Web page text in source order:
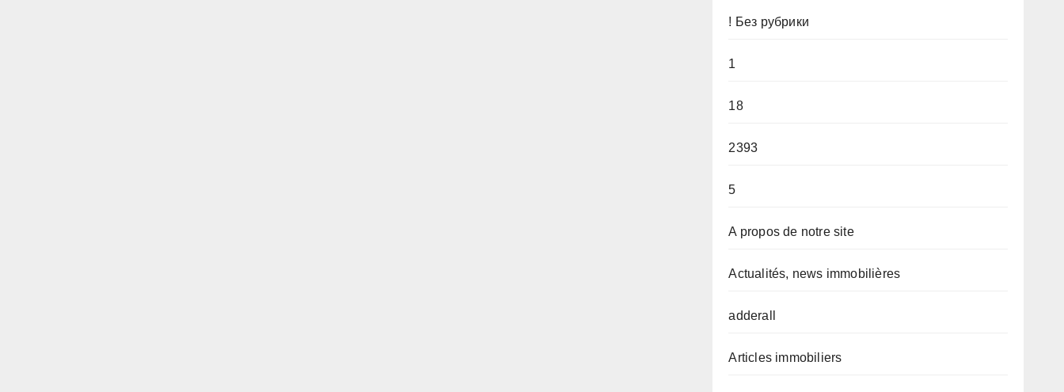
! Без рубрики
1
18
2393
5
A propos de notre site
Actualités, news immobilières
adderall
Articles immobiliers